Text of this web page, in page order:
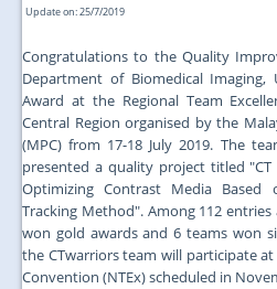
Update on: 25/7/2019
Congratulations to the Quality
Department of Biomedical
Award at the Regional Team
Central Region organised by the
(MPC) from 17-18 July 2019. The
presented a quality project titled "CT
Optimizing Contrast Media
Tracking Method". Among 112
won gold awards and 6 teams won
the CTwarriors team will participate
Convention (NTEx) scheduled in